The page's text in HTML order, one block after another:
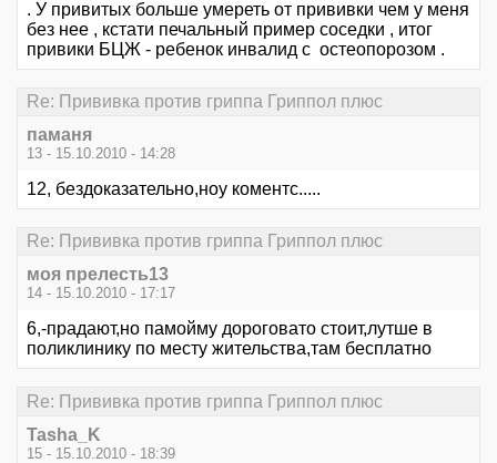
. У привитых больше умереть от прививки чем у меня
без нее , кстати печальный пример соседки , итог
привики БЦЖ - ребенок инвалид с остеопорозом .
Re: Прививка против гриппа Гриппол плюс
паманя
13 - 15.10.2010 - 14:28
12, бездоказательно,ноу коментс.....
Re: Прививка против гриппа Гриппол плюс
моя прелесть13
14 - 15.10.2010 - 17:17
6,-прадают,но памойму дороговато стоит,лутше в
поликлинику по месту жительства,там бесплатно
Re: Прививка против гриппа Гриппол плюс
Tasha_K
15 - 15.10.2010 - 18:39